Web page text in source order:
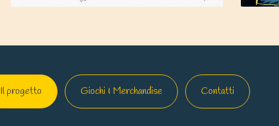
Il progetto Giochi & Merchandise Contatti